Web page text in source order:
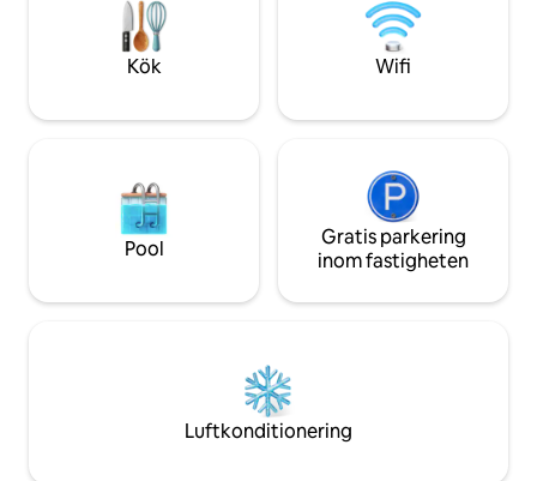
Sovrummet har dubbelsäng med stor
garderob Gratis parkeringsplats på
framsidan och privat utrymme på
och butiker plus
och, naturligtvis,
Cathedral!
Kök Wifi
Pool
Gratis parkering
inom fastigheten
Luftkonditionering